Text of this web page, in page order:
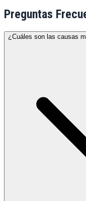
Preguntas
¿Cuáles son las causas